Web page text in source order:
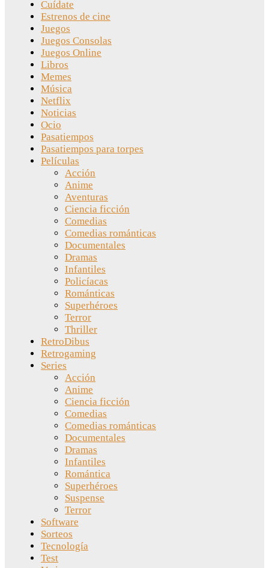
Cuídate
Estrenos de cine
Juegos
Juegos Consolas
Juegos Online
Libros
Memes
Música
Netflix
Noticias
Ocio
Pasatiempos
Pasatiempos para torpes
Películas
Acción
Anime
Aventuras
Ciencia ficción
Comedias
Comedias románticas
Documentales
Dramas
Infantiles
Policíacas
Románticas
Superhéroes
Terror
Thriller
RetroDibus
Retrogaming
Series
Acción
Anime
Ciencia ficción
Comedias
Comedias románticas
Documentales
Dramas
Infantiles
Romántica
Superhéroes
Suspense
Terror
Software
Sorteos
Tecnología
Test